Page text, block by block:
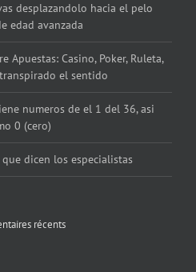
desplazandolo hacia el pelo
edad avanzada
Apuestas: Casino, Poker, Ruleta,
el sentido
numeros de el 1 del 36, asi
0 (cero)
dicen los especialistas
récents